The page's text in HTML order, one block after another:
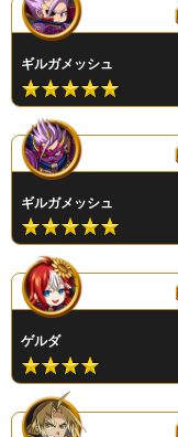
ギルガメッシュ
ギルガメッシュ
ゲルダ